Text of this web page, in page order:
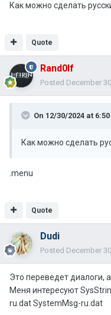
Как можно сделать
Quote
Rand0lf
Posted December
On 12/30/2024 at
Как можно сделать
.menu
Quote
Dudi
Posted December
Это переведет диалоги,
Меня интересуют
ru.dat SystemMsg-ru.dat